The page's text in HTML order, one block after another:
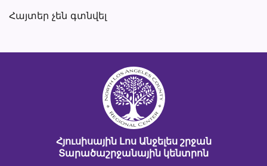
Հայտեր չեն գտնվել
Հյուսիսային Լոս Անջելես շրջան
Տարածաշրջանային կենտրոն